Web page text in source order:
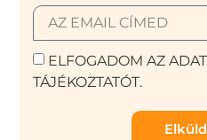
ELFOGADOM AZ
TÁJÉKOZTATÓT.